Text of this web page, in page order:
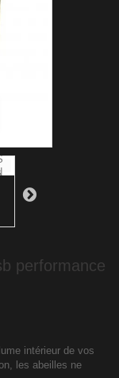
performance
intérieur de vos
les abeilles ne